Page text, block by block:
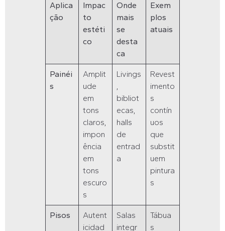
Aplica
ção
Impac
to
estéti
co
Onde
mais
se
desta
ca
Exem
plos
atuais
Painéi
s
Amplit
ude
em
tons
claros,
impon
ência
em
tons
escuro
s
Livings
,
bibliot
ecas,
halls
de
entrad
a
Revest
imento
s
contín
uos
que
substit
uem
pintura
s
Pisos
Autent
icidad
Salas
integr
Tábua
s